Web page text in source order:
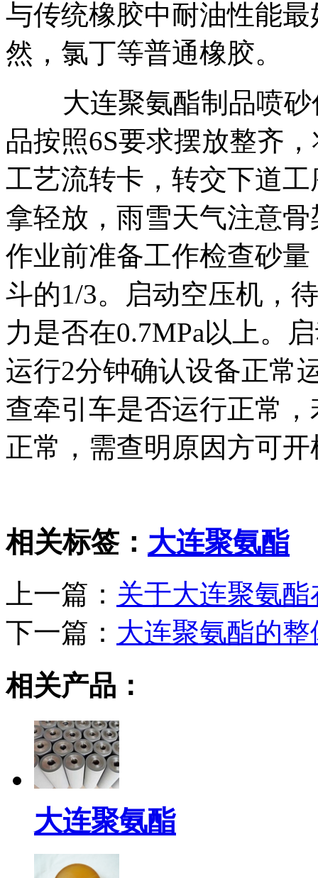
与传统橡胶中耐油性能
然，氯丁等普通橡胶。
大连聚氨酯制品喷砂
品按照6S要求摆放整齐
工艺流转卡，转交下道
拿轻放，雨雪天气注意
作业前准备工作检查砂
斗的1/3。启动空压机，
力是否在0.7MPa以上。
运行2分钟确认设备正常
查牵引车是否运行正常
正常，需查明原因方可开
相关标签： 大连聚氨酯
上一篇： 关于大连聚氨
下一篇： 大连聚氨酯的
相关产品：
大连聚氨酯